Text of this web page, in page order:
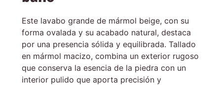
Este lavabo grande de mármol beige, con su
forma ovalada y su acabado natural, destaca
por una presencia sólida y equilibrada. Tallado
en mármol macizo, combina un exterior rugoso
que conserva la esencia de la piedra con un
interior pulido que aporta precisión y